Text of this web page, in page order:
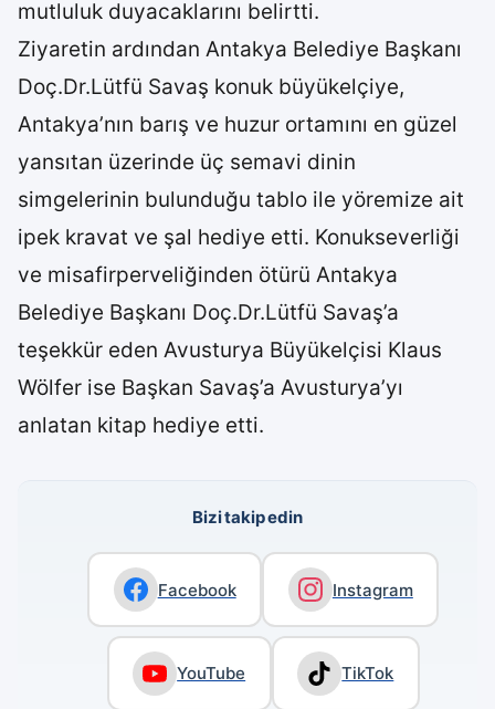
mutluluk duyacaklarını belirtti.
Ziyaretin ardından Antakya Belediye Başkanı
Doç.Dr.Lütfü Savaş konuk büyükelçiye,
Antakya’nın barış ve huzur ortamını en güzel
yansıtan üzerinde üç semavi dinin
simgelerinin bulunduğu tablo ile yöremize ait
ipek kravat ve şal hediye etti. Konukseverliği
ve misafirperveliğinden ötürü Antakya
Belediye Başkanı Doç.Dr.Lütfü Savaş’a
teşekkür eden Avusturya Büyükelçisi Klaus
Wölfer ise Başkan Savaş’a Avusturya’yı
anlatan kitap hediye etti.
Bizi takip edin
Facebook Instagram
YouTube TikTok